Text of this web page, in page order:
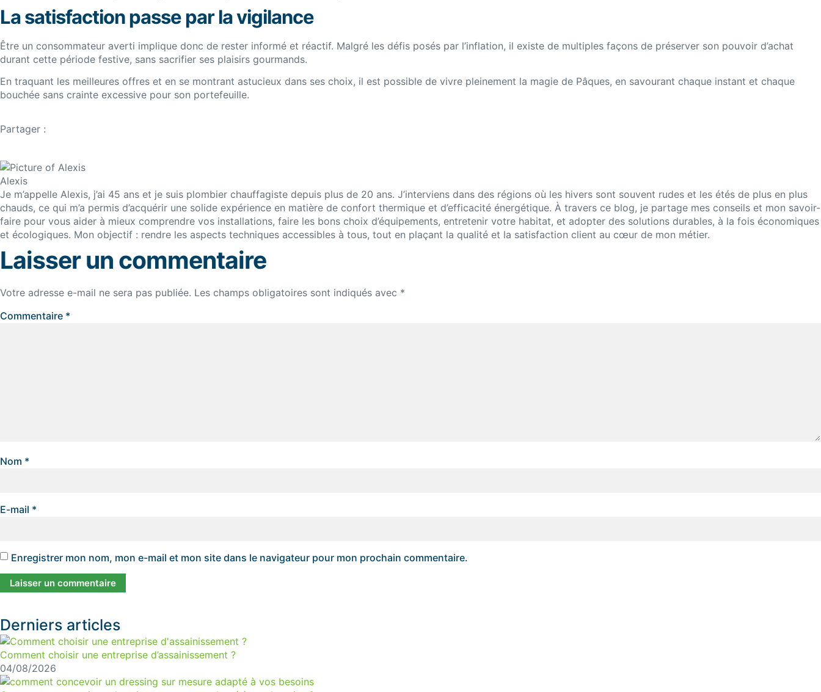
La satisfaction passe par la vigilance
Être un consommateur averti implique donc de rester informé et réactif. Malgré les défis posés par l’inflation, il existe de multiples façons de préserver son pouvoir d’achat
durant cette période festive, sans sacrifier ses plaisirs gourmands.
En traquant les meilleures offres et en se montrant astucieux dans ses choix, il est possible de vivre pleinement la magie de Pâques, en savourant chaque instant et chaque
bouchée sans crainte excessive pour son portefeuille.
Partager :
Alexis
Je m’appelle Alexis, j’ai 45 ans et je suis plombier chauffagiste depuis plus de 20 ans. J’interviens dans des régions où les hivers sont souvent rudes et les étés de plus en plus
chauds, ce qui m’a permis d’acquérir une solide expérience en matière de confort thermique et d’efficacité énergétique. À travers ce blog, je partage mes conseils et mon savoir-
faire pour vous aider à mieux comprendre vos installations, faire les bons choix d’équipements, entretenir votre habitat, et adopter des solutions durables, à la fois économiques
et écologiques. Mon objectif : rendre les aspects techniques accessibles à tous, tout en plaçant la qualité et la satisfaction client au cœur de mon métier.
Laisser un commentaire
Votre adresse e-mail ne sera pas publiée. Les champs obligatoires sont indiqués avec *
Commentaire *
Nom *
E-mail *
Enregistrer mon nom, mon e-mail et mon site dans le navigateur pour mon prochain commentaire.
Derniers articles
Comment choisir une entreprise d’assainissement ?
04/08/2026